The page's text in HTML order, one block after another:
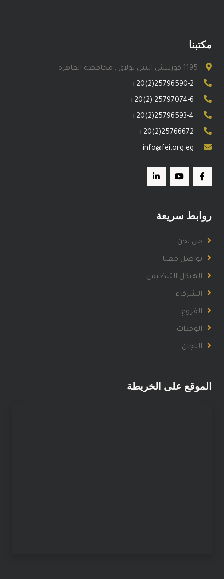
مكتبنا
1195 كورنيش النيل بولاق , محافظة القاهره
+20(2)25796590-2
+20(2) 25797074-6
+20(2)25796593-4
+20(2)25766672
info@fei.org.eg
روابط سريعة
من نحن
تواصل معنا
الهيكل التنظيمي
الشركاء
الفروع
الوحدات
اللجان
الموقع على الخريطة